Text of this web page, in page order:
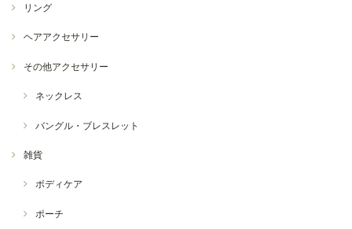
リング
ヘアアクセサリー
その他アクセサリー
ネックレス
バングル・ブレスレット
雑貨
ボディケア
ポーチ